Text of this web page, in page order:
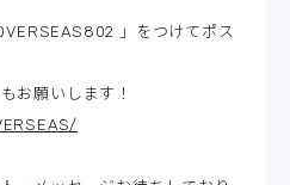
」をつけてポス
お願いします！